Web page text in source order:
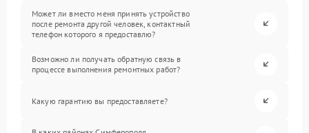
Может ли вместо меня принять устройство
после ремонта другой человек, контактный
телефон которого я предоставлю?
Возможно ли получать обратную связь в
процессе выполнения ремонтных работ?
Какую гарантию вы предоставляете?